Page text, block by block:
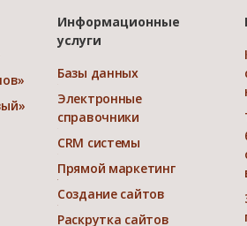
Информационные
услуги
Базы данных
Электронные
справочники
CRM системы
Прямой маркетинг
Создание сайтов
Раскрутка сайтов